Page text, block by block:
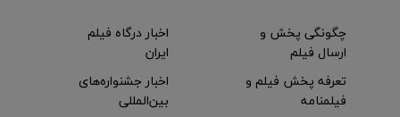
چگونگی پخش و
ارسال فیلم
تعرفه پخش فیلم و
فیلمنامه
اخبار درگاه فیلم
ایران
اخبار جشنواره‌های
بین‌المللی